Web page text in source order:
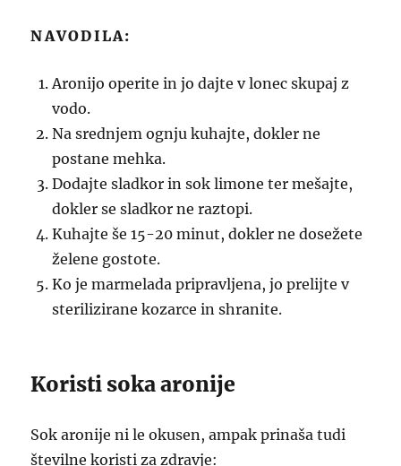
NAVODILA:
Aronijo operite in jo dajte v lonec skupaj z
vodo.
Na srednjem ognju kuhajte, dokler ne
postane mehka.
Dodajte sladkor in sok limone ter mešajte,
dokler se sladkor ne raztopi.
Kuhajte še 15-20 minut, dokler ne dosežete
želene gostote.
Ko je marmelada pripravljena, jo prelijte v
sterilizirane kozarce in shranite.
Koristi soka aronije
Sok aronije ni le okusen, ampak prinaša tudi
številne koristi za zdravje: